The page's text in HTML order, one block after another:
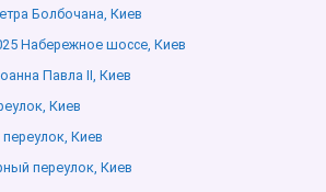
Болбочана, Киев
Набережное шоссе, Киев
Павла ІІ, Киев
Киев
Киев
переулок, Киев